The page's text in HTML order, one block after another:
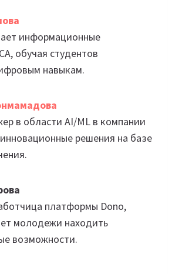
информационные
обучая студентов
навыкам.
в области AI/ML в компании
решения на базе
платформы Dono,
молодежи находить
возможности.